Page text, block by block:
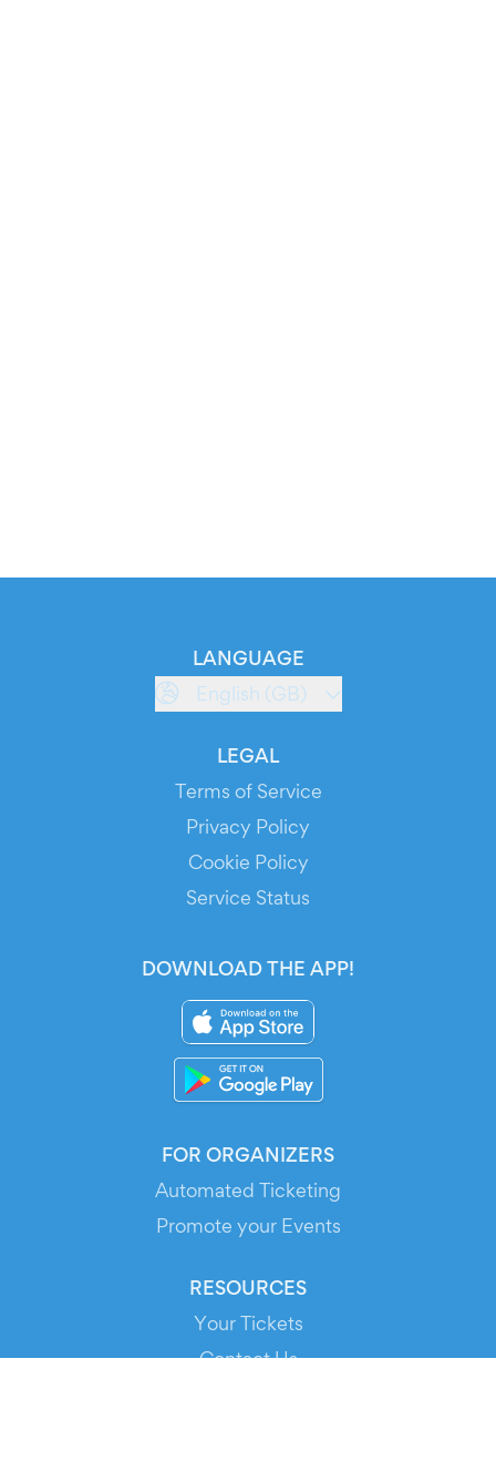
FOR ORGANIZERS
Automated Ticketing
Promote your Events
RESOURCES
Your Tickets
Contact Us
LANGUAGE
English (GB)
LEGAL
Terms of Service
Privacy Policy
Cookie Policy
Service Status
DOWNLOAD THE APP!